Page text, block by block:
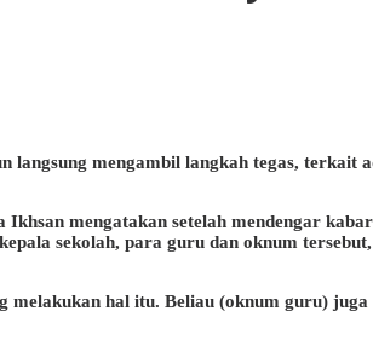
langsung mengambil langkah tegas,
mengatakan setelah mendengar
sekolah, para guru dan oknum
melakukan hal itu. Beliau (oknum guru)